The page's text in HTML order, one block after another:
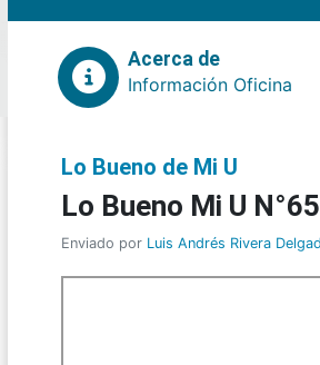
Acerca de
Información Oficina
Lo Bueno de Mi U
Lo Bueno Mi U N°65
Enviado por Luis Andrés Rivera